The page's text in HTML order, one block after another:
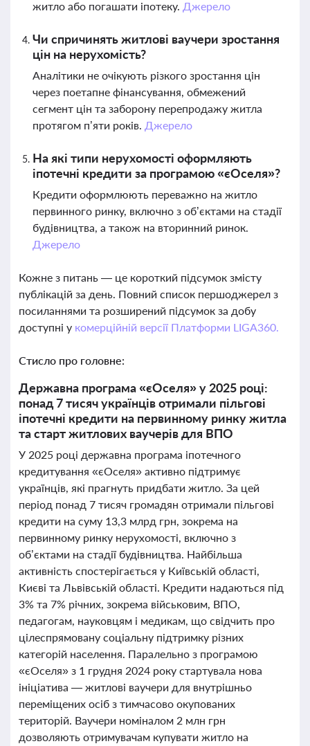
житло або погашати іпотеку. Джерело
Чи спричинять житлові ваучери зростання
цін на нерухомість?
Аналітики не очікують різкого зростання цін
через поетапне фінансування, обмежений
сегмент цін та заборону перепродажу житла
протягом п’яти років. Джерело
На які типи нерухомості оформляють
іпотечні кредити за програмою «єОселя»?
Кредити оформлюють переважно на житло
первинного ринку, включно з об’єктами на стадії
будівництва, а також на вторинний ринок.
Джерело
Кожне з питань — це короткий підсумок змісту
публікацій за день. Повний список першоджерел з
посиланнями та розширений підсумок за добу
доступні у комерційній версії Платформи LIGA360.
Стисло про головне:
Державна програма «єОселя» у 2025 році:
понад 7 тисяч українців отримали пільгові
іпотечні кредити на первинному ринку житла
та старт житлових ваучерів для ВПО
У 2025 році державна програма іпотечного
кредитування «єОселя» активно підтримує
українців, які прагнуть придбати житло. За цей
період понад 7 тисяч громадян отримали пільгові
кредити на суму 13,3 млрд грн, зокрема на
первинному ринку нерухомості, включно з
об’єктами на стадії будівництва. Найбільша
активність спостерігається у Київській області,
Києві та Львівській області. Кредити надаються під
3% та 7% річних, зокрема військовим, ВПО,
педагогам, науковцям і медикам, що свідчить про
цілеспрямовану соціальну підтримку різних
категорій населення. Паралельно з програмою
«єОселя» з 1 грудня 2024 року стартувала нова
ініціатива — житлові ваучери для внутрішньо
переміщених осіб з тимчасово окупованих
територій. Ваучери номіналом 2 млн грн
дозволяють отримувачам купувати житло на